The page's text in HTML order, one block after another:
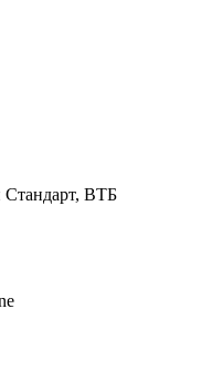
Стандарт, ВТБ